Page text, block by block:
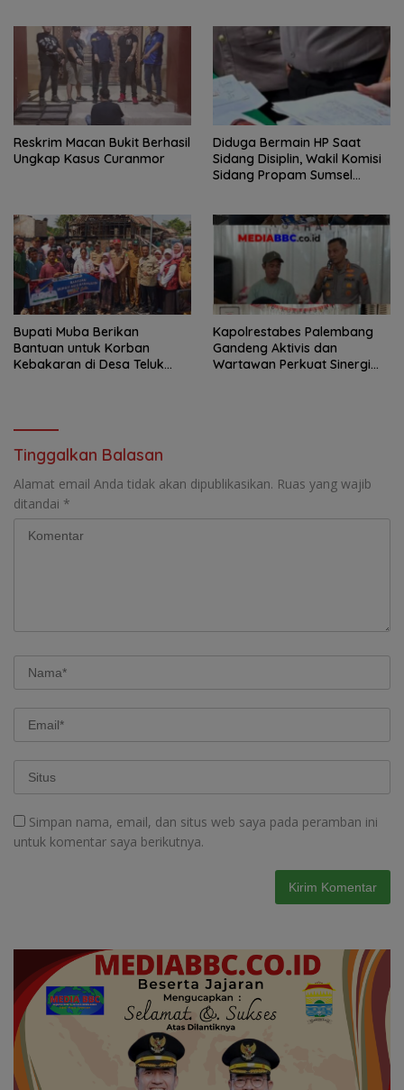
Reskrim Macan Bukit Berhasil
Ungkap Kasus Curanmor
Diduga Bermain HP Saat
Sidang Disiplin, Wakil Komisi
Sidang Propam Sumsel
Putusan
Bupati Muba Berikan
Bantuan untuk Korban
Kebakaran di Desa Teluk
Kapolrestabes Palembang
Gandeng Aktivis dan
Wartawan Perkuat Sinergi
Tinggalkan Balasan
Alamat email Anda tidak akan dipublikasikan. Ruas yang wajib
ditandai *
Simpan nama, email, dan situs web saya pada peramban ini
untuk komentar saya berikutnya.